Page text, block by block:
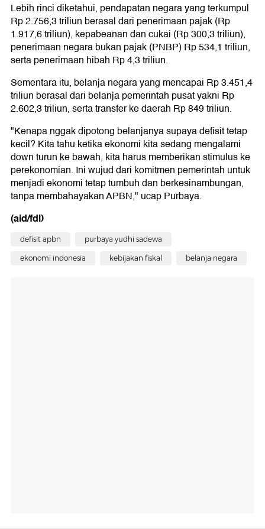
Lebih rinci diketahui, pendapatan negara yang terkumpul
Rp 2.756,3 triliun berasal dari penerimaan pajak (Rp
1.917,6 triliun), kepabeanan dan cukai (Rp 300,3 triliun),
penerimaan negara bukan pajak (PNBP) Rp 534,1 triliun,
serta penerimaan hibah Rp 4,3 triliun.
Sementara itu, belanja negara yang mencapai Rp 3.451,4
triliun berasal dari belanja pemerintah pusat yakni Rp
2.602,3 triliun, serta transfer ke daerah Rp 849 triliun.
"Kenapa nggak dipotong belanjanya supaya defisit tetap
kecil? Kita tahu ketika ekonomi kita sedang mengalami
down turun ke bawah, kita harus memberikan stimulus ke
perekonomian. Ini wujud dari komitmen pemerintah untuk
menjadi ekonomi tetap tumbuh dan berkesinambungan,
tanpa membahayakan APBN," ucap Purbaya.
(aid/fdl)
defisit apbn purbaya yudhi sadewa
ekonomi indonesia kebijakan fiskal belanja negara